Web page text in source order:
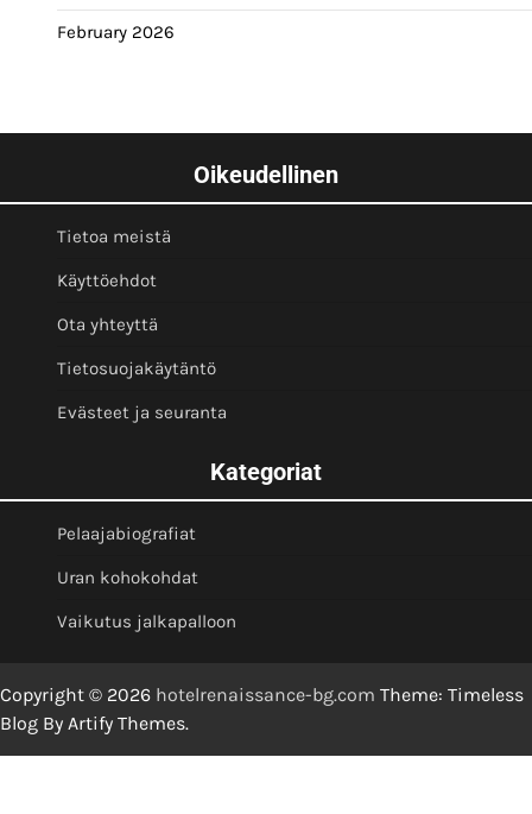
February 2026
Oikeudellinen
Tietoa meistä
Käyttöehdot
Ota yhteyttä
Tietosuojakäytäntö
Evästeet ja seuranta
Kategoriat
Pelaajabiografiat
Uran kohokohdat
Vaikutus jalkapalloon
Copyright © 2026 hotelrenaissance-bg.com Theme: Timeless
Blog By Artify Themes.